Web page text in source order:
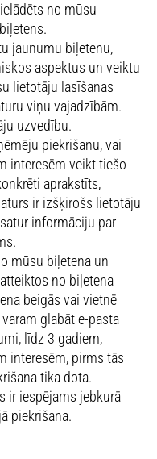
no mūsu
jaunumu biļetenu,
aspektus un veiktu
lietotāju lasīšanas
viņu vajadzībām.
uzvedību.
piekrišanu, vai
interesēm veikt tiešo
aprakstīts,
ir izšķirošs lietotāju
informāciju par
mūsu biļetena un
no biļetena
beigās vai vietnē
varam glabāt e-pasta
līdz 3 gadiem,
interesēm, pirms tās
tika dota.
ir iespējams jebkurā
piekrišana.